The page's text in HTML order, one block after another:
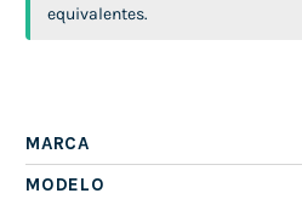
equivalentes.
MARCA
MODELO